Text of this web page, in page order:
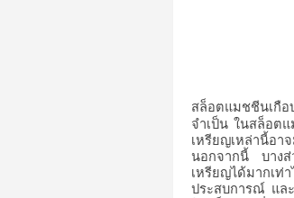
สล็อตแมชชีนเกือ
จำเป็น ในสล็อต
เหรียญเหล่านี้อา
นอกจากนี้
บาง
เหรียญได้มากเท่
ประสบการณ์ แล